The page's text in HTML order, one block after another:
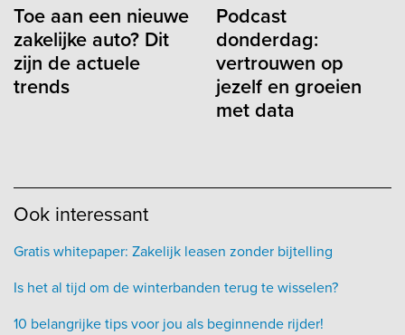
Ook interessant
Gratis whitepaper: Zakelijk leasen zonder bijtelling
Is het al tijd om de winterbanden terug te wisselen?
10 belangrijke tips voor jou als beginnende rijder!
Toe aan een nieuwe
zakelijke auto? Dit
zijn de actuele
trends
Podcast
donderdag:
vertrouwen op
jezelf en groeien
met data